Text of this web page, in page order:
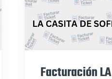
Facturación LA